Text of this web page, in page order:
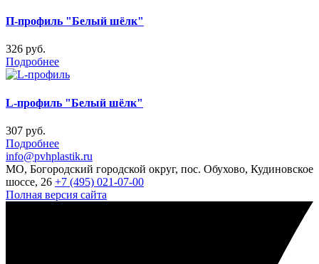
П-профиль "Белый шёлк"
326 руб.
Подробнее
L-профиль "Белый шёлк"
307 руб.
Подробнее
info@pvhplastik.ru
МО, Богородский городской округ, пос. Обухово, Кудиновское
шоссе, 26 +7 (495) 021-07-00
Полная версия сайта